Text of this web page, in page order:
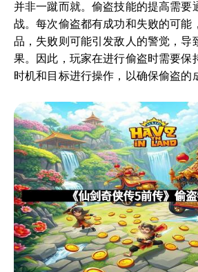
并非一蹴而就。偷盗技能的提高需要
战。每次偷盗都有成功和失败的可能
品，失败则可能引发敌人的警觉，导
果。因此，玩家在进行偷盗时需要保
时机和目标进行操作，以确保偷盗的